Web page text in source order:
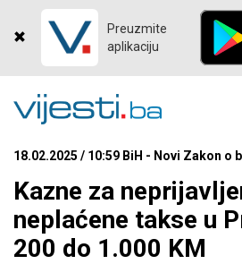
Preuzmite
aplikaciju
18.02.2025 / 10:59 BiH - Novi Zakon o
Kazne za
neplaćene takse u
200 do 1.000 KM